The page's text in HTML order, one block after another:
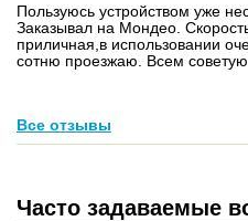
Пользуюсь устройством уже
Заказывал на Мондео.
приличная,в использовании
сотню проезжаю. Всем
Все отзывы
Часто задаваемые